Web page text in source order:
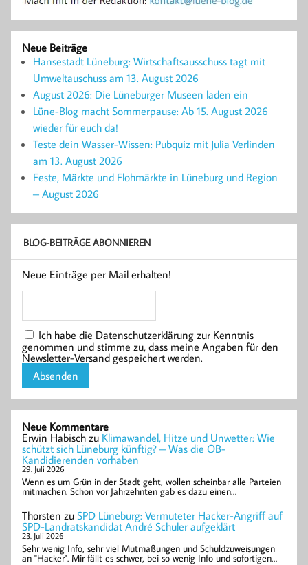
Neue Beiträge
Hansestadt Lüneburg: Wirtschaftsausschuss tagt mit
Umweltauschuss am 13. August 2026
August 2026: Die Lüneburger Museen laden ein
Lüne-Blog macht Sommerpause: Ab 15. August 2026
wieder für euch da!
Teste dein Wasser-Wissen: Pubquiz mit Julia Verlinden
am 13. August 2026
Feste, Märkte und Flohmärkte in Lüneburg und Region
– August 2026
BLOG-BEITRÄGE ABONNIEREN
Neue Einträge per Mail erhalten!
Ich habe die Datenschutzerklärung zur Kenntnis
genommen und stimme zu, dass meine Angaben für den
Newsletter-Versand gespeichert werden.
Neue Kommentare
Erwin Habisch zu Klimawandel, Hitze und Unwetter: Wie
schützt sich Lüneburg künftig? – Was die OB-
Kandidierenden vorhaben
29. Juli 2026
Wenn es um Grün in der Stadt geht, wollen scheinbar alle Parteien
mitmachen. Schon vor Jahrzehnten gab es dazu einen…
Thorsten zu SPD Lüneburg: Vermuteter Hacker-Angriff auf
SPD-Landratskandidat André Schuler aufgeklärt
23. Juli 2026
Sehr wenig Info, sehr viel Mutmaßungen und Schuldzuweisungen
an "Hacker". Mir fällt es schwer, bei so wenig Info und sofortigen…